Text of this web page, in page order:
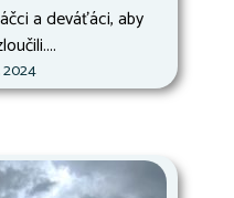
a deváťáci, aby
2024